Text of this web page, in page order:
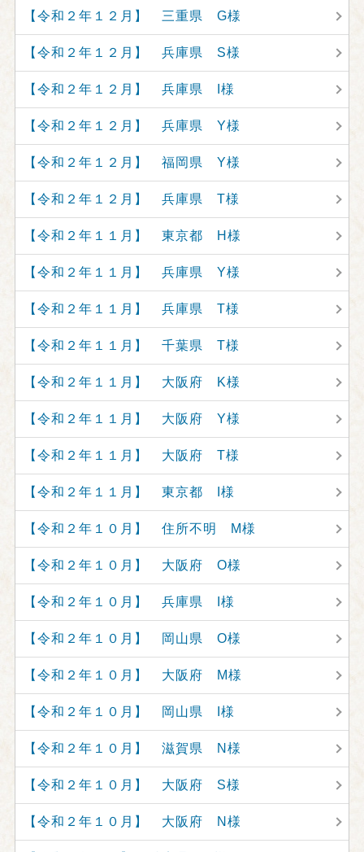
【令和２年１２月】 三重県 G様
【令和２年１２月】 兵庫県 S様
【令和２年１２月】 兵庫県 I様
【令和２年１２月】 兵庫県 Y様
【令和２年１２月】 福岡県 Y様
【令和２年１２月】 兵庫県 T様
【令和２年１１月】 東京都 H様
【令和２年１１月】 兵庫県 Y様
【令和２年１１月】 兵庫県 T様
【令和２年１１月】 千葉県 T様
【令和２年１１月】 大阪府 K様
【令和２年１１月】 大阪府 Y様
【令和２年１１月】 大阪府 T様
【令和２年１１月】 東京都 I様
【令和２年１０月】 住所不明 M様
【令和２年１０月】 大阪府 O様
【令和２年１０月】 兵庫県 I様
【令和２年１０月】 岡山県 O様
【令和２年１０月】 大阪府 M様
【令和２年１０月】 岡山県 I様
【令和２年１０月】 滋賀県 N様
【令和２年１０月】 大阪府 S様
【令和２年１０月】 大阪府 N様